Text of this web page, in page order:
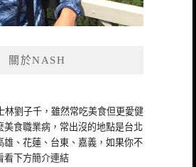
關於NASH
林劉子千，雖然常吃美食但更愛健
美食職業病，常出沒的地點是台北
雄、花蓮、台東、嘉義，如果你不
看下方簡介連結